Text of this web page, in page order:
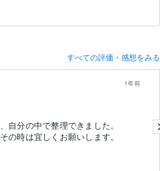
すべての評価・感想をみる
1年前
自分の中で整理できました。
の時は宜しくお願いします。